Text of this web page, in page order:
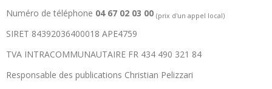
Numéro de téléphone 04 67 02 03 00 (prix d'un appel local)
SIRET 84392036400018 APE4759
TVA INTRACOMMUNAUTAIRE FR 434 490 321 84
Responsable des publications Christian Pelizzari